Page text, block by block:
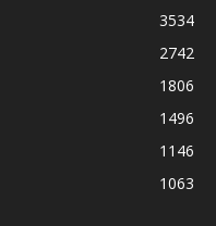
3534
2742
1806
1496
1146
1063